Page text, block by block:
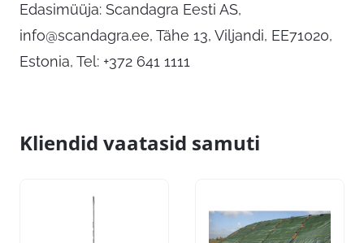
Edasimüüja: Scandagra Eesti AS,
info@scandagra.ee, Tähe 13, Viljandi, EE71020,
Estonia, Tel: +372 641 1111
Kliendid vaatasid samuti